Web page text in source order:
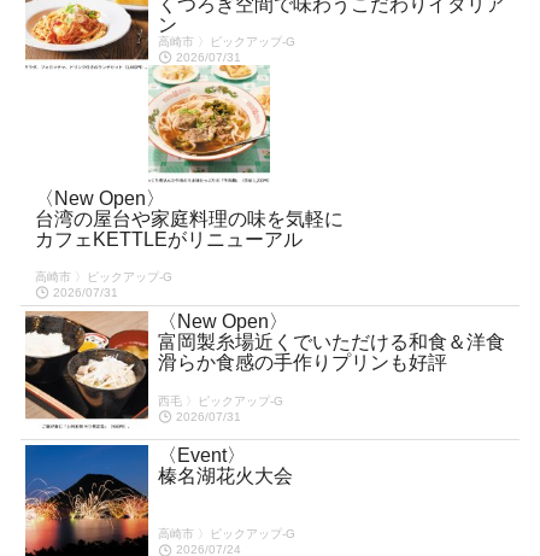
ン
高崎市 〉ピックアップ-G
2026/07/31
〈New Open〉
台湾の屋台や家庭料理の味を気軽に
カフェKETTLEがリニューアル
高崎市 〉ピックアップ-G
2026/07/31
〈New Open〉
富岡製糸場近くでいただける和食＆洋食
滑らか食感の手作りプリンも好評
西毛 〉ピックアップ-G
2026/07/31
〈Event〉
榛名湖花火大会
高崎市 〉ピックアップ-G
2026/07/24